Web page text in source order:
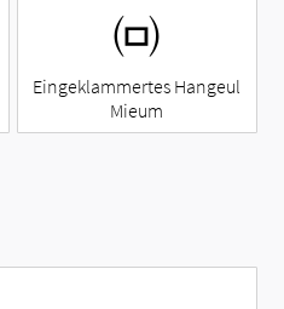
㈄
Eingeklammertes Hangeul
Mieum